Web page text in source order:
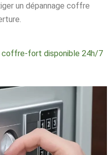
un dépannage coffre
coffre-fort disponible 24h/7